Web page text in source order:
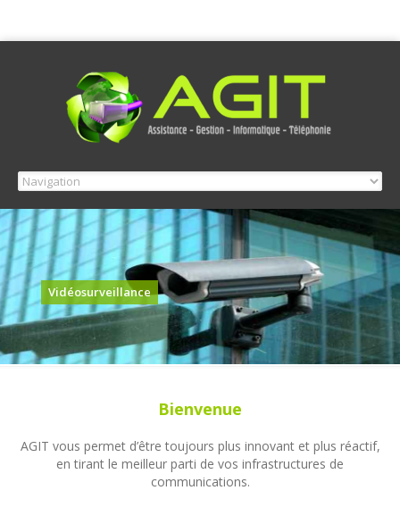
Vidéosurveillance
Bienvenue
AGIT vous permet d’être toujours plus innovant et plus réactif,
en tirant le meilleur parti de vos infrastructures de
communications.